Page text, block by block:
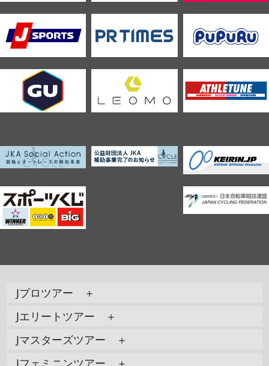
Jプロツアー ＋
Jエリートツアー ＋
Jマスターズツアー ＋
Jフェミニンツアー ＋